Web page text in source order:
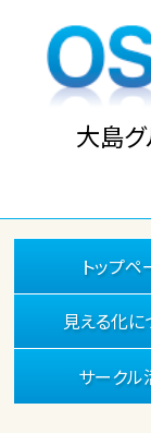
大島
トップペ
見える化に
サークル